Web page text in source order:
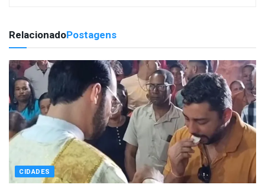
RelacionadoPostagens
CIDADES